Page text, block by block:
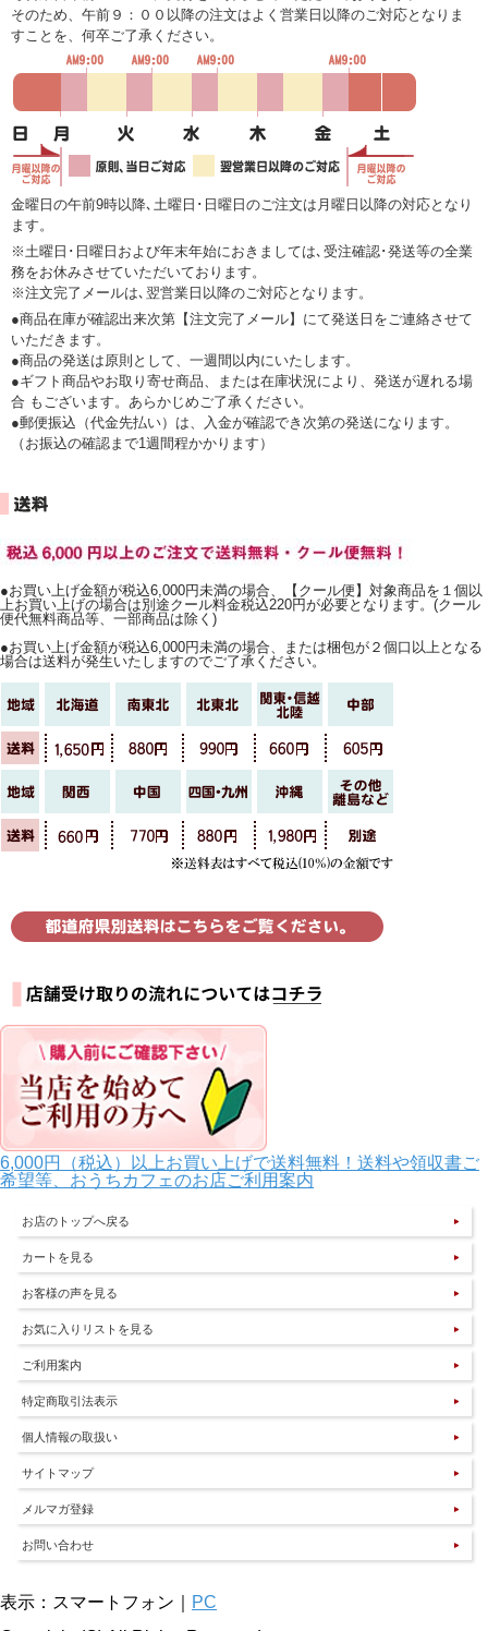
そのため、午前９：００以降の注文はよく営業日以降のご対応となりま
すことを、何卒ご了承ください。
金曜日の午前9時以降､土曜日･日曜日のご注文は月曜日以降の対応となり
ます。
※土曜日･日曜日および年末年始におきましては､受注確認･発送等の全業
務をお休みさせていただいております。
※注文完了メールは､翌営業日以降のご対応となります。
●商品在庫が確認出来次第【注文完了メール】にて発送日をご連絡させて
いただきます。
●商品の発送は原則として、一週間以内にいたします。
●ギフト商品やお取り寄せ商品、または在庫状況により、発送が遅れる場
合 もございます。あらかじめご了承ください。
●郵便振込（代金先払い）は、入金が確認でき次第の発送になります。
（お振込の確認まで1週間程かかります）
●お買い上げ金額が税込6,000円未満の場合、【クール便】対象商品を１個以
上お買い上げの場合は別途クール料金税込220円が必要となります。(クール
便代無料商品等、一部商品は除く)
●お買い上げ金額が税込6,000円未満の場合、または梱包が２個口以上となる
場合は送料が発生いたしますのでご了承ください。
6,000円（税込）以上お買い上げで送料無料！送料や領収書ご
希望等、おうちカフェのお店ご利用案内
お店のトップへ戻る
カートを見る
お客様の声を見る
お気に入りリストを見る
ご利用案内
特定商取引法表示
個人情報の取扱い
サイトマップ
メルマガ登録
お問い合わせ
表示：スマートフォン｜
PC